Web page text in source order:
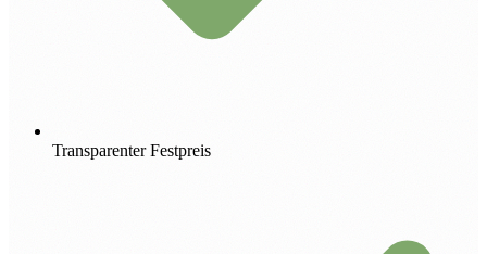
Transparenter Festpreis